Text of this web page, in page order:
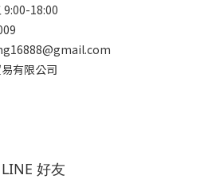
9:00-18:00
有限公司
LINE 好友